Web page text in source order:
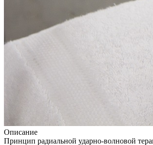
Описание
Принцип радиальной ударно-волновой